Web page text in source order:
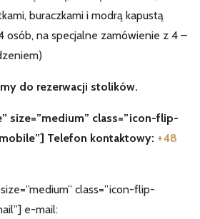
buraczkami i modrą kapustą
osób, na specjalne zamówienie z 4 –
do rezerwacji stolików.
size=”medium” class=”icon-flip-
Telefon kontaktowy: +48
class=”icon-flip-
e-mail: